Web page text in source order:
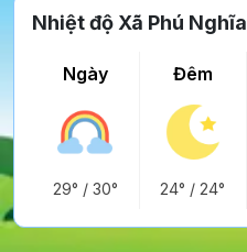
Nhiệt độ Xã Phú Nghĩa
Ngày
29° / 30°
Đêm
24° /24°